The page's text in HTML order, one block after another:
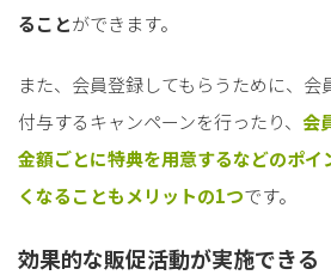
ることができます。
また、会員登録してもらうために、会
付与するキャンペーンを行ったり、 会
金額ごとに特典を用意するなどのポイ
くなることもメリットの1つです。
効果的な販促活動が実施できる